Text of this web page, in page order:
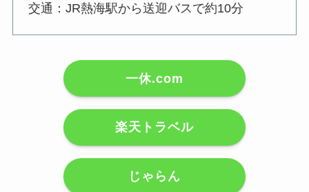
交通：JR熱海駅から送迎バスで約10分
一休.com
楽天トラベル
じゃらん